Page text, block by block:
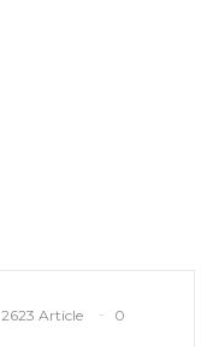
2623 Article
0